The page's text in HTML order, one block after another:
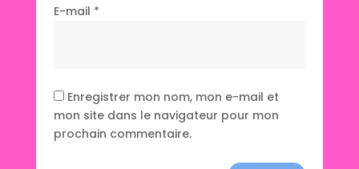
E-mail *
Enregistrer mon nom, mon e-mail et
mon site dans le navigateur pour mon
prochain commentaire.